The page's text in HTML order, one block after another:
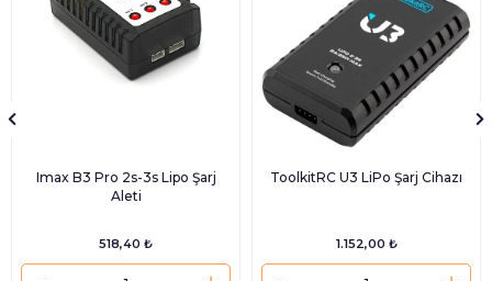
Imax B3 Pro 2s-3s Lipo Şarj
Aleti
518,40 ₺
ToolkitRC U3 LiPo Şarj Cihazı
1.152,00 ₺